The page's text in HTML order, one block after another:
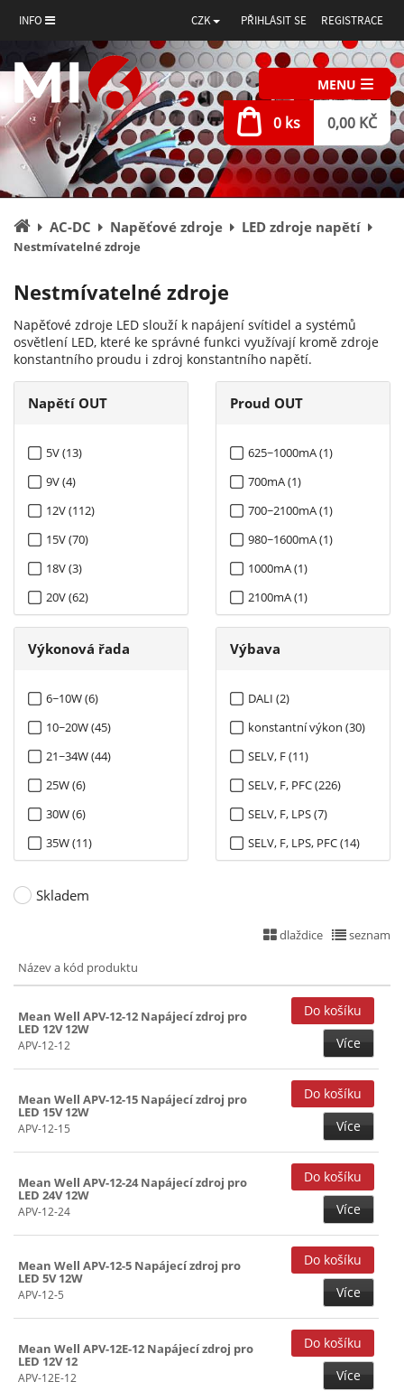
INFO CZK PŘIHLÁSIT SE REGISTRACE
MENU
0 ks 0,00 KČ
Úvodní
stránka
AC-DC Napěťové zdroje LED zdroje napětí
Nestmívatelné zdroje
Nestmívatelné zdroje
Napěťové zdroje LED slouží k napájení svítidel a systémů
osvětlení LED, které ke správné funkci využívají kromě zdroje
konstantního proudu i zdroj konstantního napětí.
Napětí OUT
5V (13)
9V (4)
12V (112)
15V (70)
18V (3)
20V (62)
24V (141)
27V (11)
Proud OUT
625~1000mA (1)
700mA (1)
700~2100mA (1)
980~1600mA (1)
1000mA (1)
2100mA (1)
4200mA (1)
Výkonová řada
6~10W (6)
10~20W (45)
21~34W (44)
25W (6)
30W (6)
35W (11)
45W (17)
60W (122)
65W (9)
70W (5)
75W (30)
80W (26)
90W (42)
120W (51)
150W (93)
180W (3)
200W (42)
Výbava
DALI (2)
konstantní výkon (30)
SELV, F (11)
SELV, F, PFC (226)
SELV, F, LPS (7)
SELV, F, LPS, PFC (14)
Skladem
dlaždice seznam
Název a kód produktu
Mean Well APV-12-12 Napájecí zdroj pro
LED 12V 12W
APV-12-12 Více
Mean Well APV-12-15 Napájecí zdroj pro
LED 15V 12W
APV-12-15 Více
Mean Well APV-12-24 Napájecí zdroj pro
LED 24V 12W
APV-12-24 Více
Mean Well APV-12-5 Napájecí zdroj pro
LED 5V 12W
APV-12-5 Více
Mean Well APV-12E-12 Napájecí zdroj pro
LED 12V 12
APV-12E-12 Více